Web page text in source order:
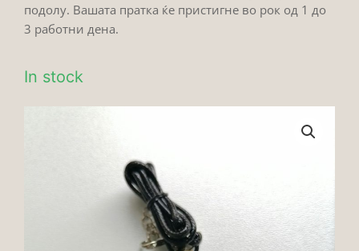
подолу. Вашата пратка ќе пристигне во рок од 1 до
3 работни дена.
In stock